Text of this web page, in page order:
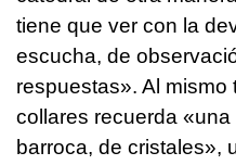
tiene que ver con la
escucha, de
respuestas». Al
collares recuerda
barroca, de cristales»,